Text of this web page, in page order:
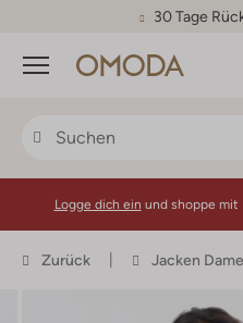
30 Tage
Menü
Logge dich ein und shoppe mit
Zurück Jacken